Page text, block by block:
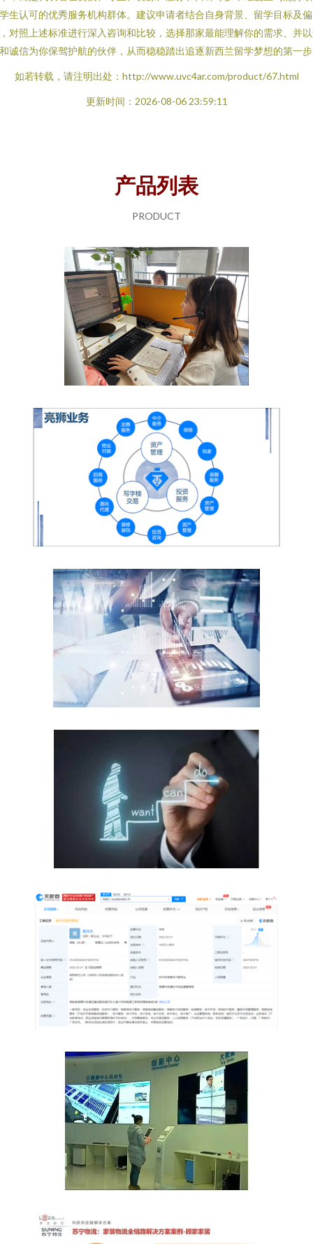
生认可的优秀服务机构群体。建议申请者结合自身背景、留学目标及偏
对照上述标准进行深入咨询和比较，选择那家最能理解你的需求、并
诚信为你保驾护航的伙伴，从而稳稳踏出追逐新西兰留学梦想的第一
如若转载，请注明出处：http://www.uvc4ar.com/product/67.html
更新时间：2026-08-06 23:59:11
产品列表
PRODUCT